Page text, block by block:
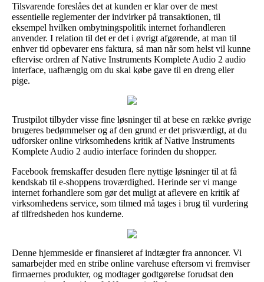
Tilsvarende foreslåes det at kunden er klar over de mest
essentielle reglementer der indvirker på transaktionen, til
eksempel hvilken ombytningspolitik internet forhandleren
anvender. I relation til det er det i øvrigt afgørende, at man til
enhver tid opbevarer ens faktura, så man når som helst vil kunne
eftervise ordren af Native Instruments Komplete Audio 2 audio
interface, uafhængig om du skal købe gave til en dreng eller
pige.
Trustpilot tilbyder visse fine løsninger til at bese en række øvrige
brugeres bedømmelser og af den grund er det prisværdigt, at du
udforsker online virksomhedens kritik af Native Instruments
Komplete Audio 2 audio interface forinden du shopper.
Facebook fremskaffer desuden flere nyttige løsninger til at få
kendskab til e-shoppens troværdighed. Herinde ser vi mange
internet forhandlere som gør det muligt at aflevere en kritik af
virksomhedens service, som tilmed må tages i brug til vurdering
af tilfredsheden hos kunderne.
Denne hjemmeside er finansieret af indtægter fra annoncer. Vi
samarbejder med en stribe online varehuse eftersom vi fremviser
firmaernes produkter, og modtager godtgørelse forudsat den